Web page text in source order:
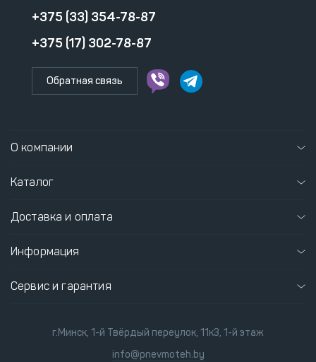
+375 (33) 354-78-87
+375 (17) 302-78-87
Обратная связь
О компании
Каталог
Доставка и оплата
Информация
Сервис и гарантия
г.Минск, 1-й Твёрдый переулок, 11к3, 1-й этаж
info@pnevmoteh.by